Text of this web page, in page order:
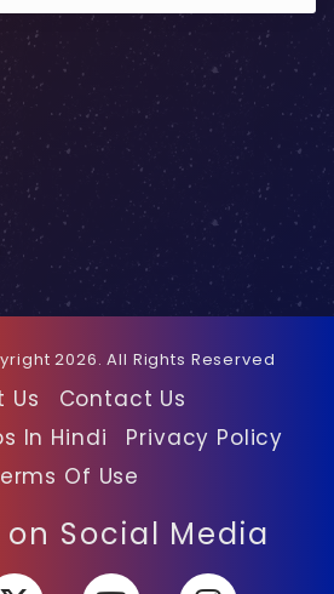
2026. All Rights Reserved
Us
Contact Us
In Hindi
Privacy Policy
Of Use